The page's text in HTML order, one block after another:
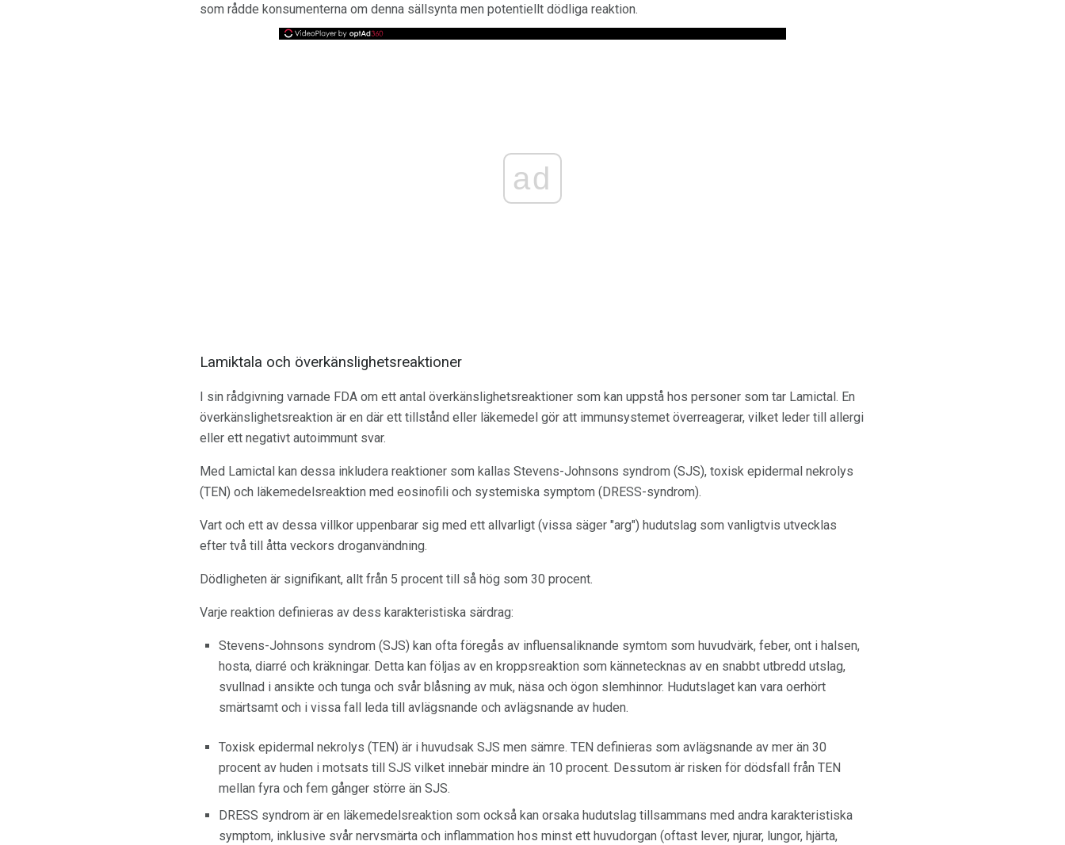
som rådde konsumenterna om denna sällsynta men potentiellt dödliga reaktion.
ad
Lamiktala och överkänslighetsreaktioner
I sin rådgivning varnade FDA om ett antal överkänslighetsreaktioner som kan uppstå hos personer som tar Lamictal. En
överkänslighetsreaktion är en där ett tillstånd eller läkemedel gör att immunsystemet överreagerar, vilket leder till allergi
eller ett negativt autoimmunt svar.
Med Lamictal kan dessa inkludera reaktioner som kallas Stevens-Johnsons syndrom (SJS), toxisk epidermal nekrolys
(TEN) och läkemedelsreaktion med eosinofili och systemiska symptom (DRESS-syndrom).
Vart och ett av dessa villkor uppenbarar sig med ett allvarligt (vissa säger "arg") hudutslag som vanligtvis utvecklas
efter två till åtta veckors droganvändning.
Dödligheten är signifikant, allt från 5 procent till så hög som 30 procent.
Varje reaktion definieras av dess karakteristiska särdrag:
Stevens-Johnsons syndrom (SJS) kan ofta föregås av influensaliknande symtom som huvudvärk, feber, ont i halsen,
hosta, diarré och kräkningar. Detta kan följas av en kroppsreaktion som kännetecknas av en snabbt utbredd utslag,
svullnad i ansikte och tunga och svår blåsning av muk, näsa och ögon slemhinnor. Hudutslaget kan vara oerhört
smärtsamt och i vissa fall leda till avlägsnande och avlägsnande av huden.
Toxisk epidermal nekrolys (TEN) är i huvudsak SJS men sämre. TEN definieras som avlägsnande av mer än 30
procent av huden i motsats till SJS vilket innebär mindre än 10 procent. Dessutom är risken för dödsfall från TEN
mellan fyra och fem gånger större än SJS.
DRESS syndrom är en läkemedelsreaktion som också kan orsaka hudutslag tillsammans med andra karakteristiska
symptom, inklusive svår nervsmärta och inflammation hos minst ett huvudorgan (oftast lever, njurar, lungor, hjärta,